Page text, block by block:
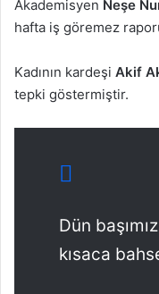
Akademisyen Neşe
hafta iş göremez
Kadının kardeşi Akif
tepki göstermiştir.
Dün
kısaca